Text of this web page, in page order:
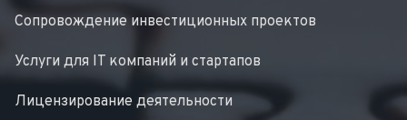
Сопровождение инвестиционных проектов
Услуги для IT компаний и стартапов
Лицензирование деятельности